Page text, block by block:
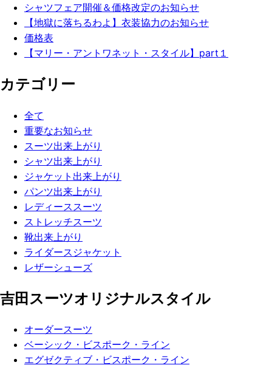
シャツフェア開催＆価格改定のお知らせ
【地獄に落ちるわよ】衣装協力のお知らせ
価格表
【マリー・アントワネット・スタイル】part１
カテゴリー
全て
重要なお知らせ
スーツ出来上がり
シャツ出来上がり
ジャケット出来上がり
パンツ出来上がり
レディーススーツ
ストレッチスーツ
靴出来上がり
ライダースジャケット
レザーシューズ
吉田スーツオリジナルスタイル
オーダースーツ
ベーシック・ビスポーク・ライン
エグゼクティブ・ビスポーク・ライン